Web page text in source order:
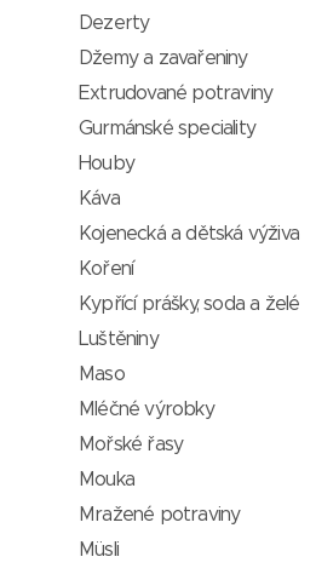
Dezerty
Džemy a zavařeniny
Extrudované potraviny
Gurmánské speciality
Houby
Káva
Kojenecká a dětská výživa
Koření
Kypřící prášky, soda a želé
Luštěniny
Maso
Mléčné výrobky
Mořské řasy
Mouka
Mražené potraviny
Müsli